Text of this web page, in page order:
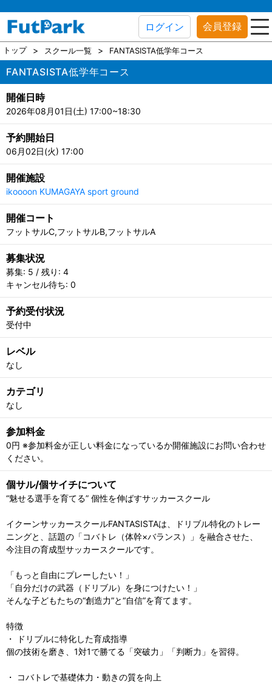
ログイン 会員登録
トップ スクール一覧 FANTASISTA低学年コース
FANTASISTA低学年コース
開催日時
2026年08月01日(土) 17:00~18:30
予約開始日
06月02日(火) 17:00
開催施設
ikoooon KUMAGAYA sport ground
開催コート
フットサルC,フットサルB,フットサルA
募集状況
募集: 5 / 残り: 4
キャンセル待ち: 0
予約受付状況
受付中
レベル
なし
カテゴリ
なし
参加料金
0円 ※参加料金が正しい料金になっているか開催施設にお問い合わせ
ください。
個サル/個サイチについて
“魅せる選手を育てる” 個性を伸ばすサッカースクール
イクーンサッカースクールFANTASISTAは、ドリブル特化のトレー
ニングと、話題の「コバトレ（体幹×バランス）」を融合させた、
今注目の育成型サッカースクールです。
「もっと自由にプレーしたい！」
「自分だけの武器（ドリブル）を身につけたい！」
そんな子どもたちの“創造力”と“自信”を育てます。
特徴
・ ドリブルに特化した育成指導
個の技術を磨き、1対1で勝てる「突破力」「判断力」を習得。
・ コバトレで基礎体力・動きの質を向上